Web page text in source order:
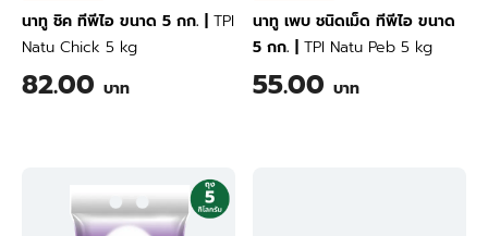
นาทู ชิค ทีพีไอ ขนาด 5 กก. | TPI
Natu Chick 5 kg
82.00 บาท
นาทู เพบ ชนิดเม็ด ทีพีไอ ขนาด
5 กก. | TPI Natu Peb 5 kg
55.00 บาท